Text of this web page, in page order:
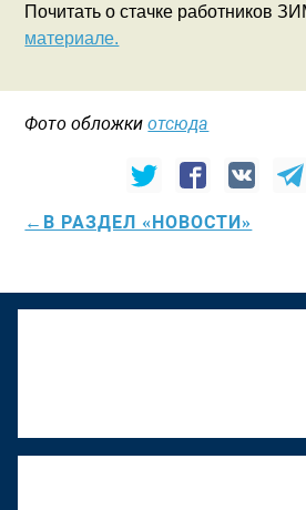
Почитать о стачке работников
материале.
Фото обложкиотсюда
←В РАЗДЕЛ «НОВОСТИ»